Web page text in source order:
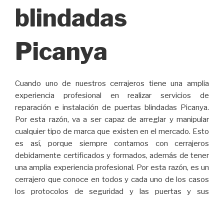
blindadas
Picanya
Cuando uno de nuestros cerrajeros tiene una amplia
experiencia profesional en realizar servicios de
reparación e instalación de puertas blindadas Picanya.
Por esta razón, va a ser capaz de arreglar y manipular
cualquier tipo de marca que existen en el mercado. Esto
es así, porque siempre contamos con cerrajeros
debidamente certificados y formados, además de tener
una amplia experiencia profesional. Por esta razón, es un
cerrajero que conoce en todos y cada uno de los casos
los protocolos de seguridad y las puertas y sus